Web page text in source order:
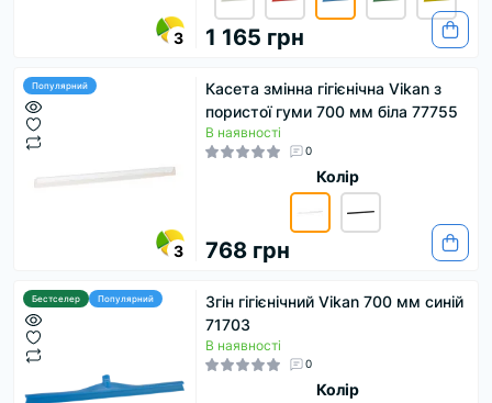
3 1 165 грн
Популярний
3
Касета змінна гігієнічна Vikan з
пористої гуми 700 мм біла 77755
В наявності
0
Колір
768 грн
Бестселер Популярний
Згін гігієнічний Vikan 700 мм синій
71703
В наявності
0
Колір